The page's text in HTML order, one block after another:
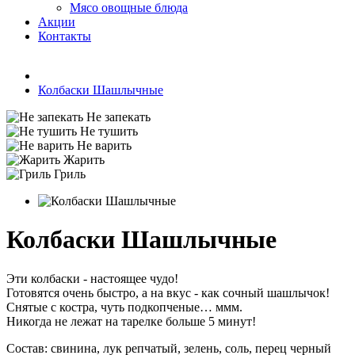
Мясо овощные блюда
Акции
Контакты
Колбаски Шашлычные
Не запекать
Не тушить
Не варить
Жарить
Гриль
Колбаски Шашлычные
Эти колбаски - настоящее чудо!
Готовятся очень быстро, а на вкус - как сочный шашлычок!
Снятые с костра, чуть подкопченые… ммм.
Никогда не лежат на тарелке больше 5 минут!
Состав: свинина, лук репчатый, зелень, соль, перец черный